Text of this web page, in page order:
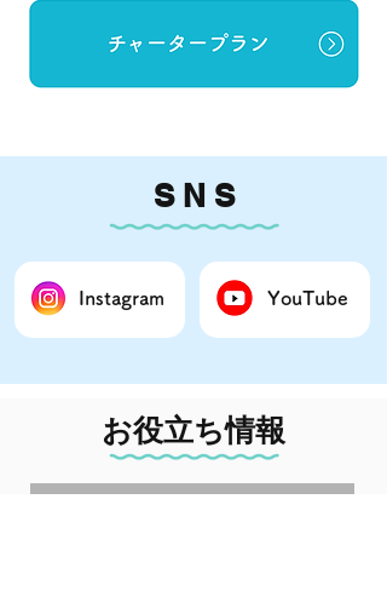
S N S
Instagram YouTube
お役立ち情報